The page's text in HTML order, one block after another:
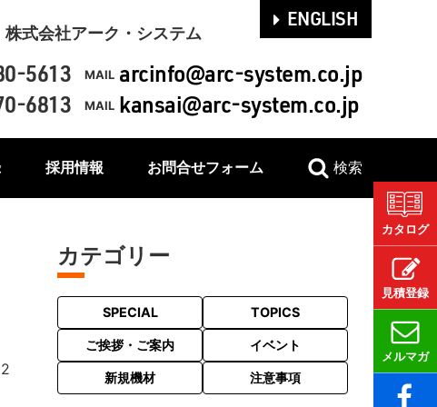
株式会社アーク・システム
5613 MAIL arcinfo@arc-system.co.jp
6813 MAIL kansai@arc-system.co.jp
ENGLISH
採用情報 お問合せフォーム 検索
カタログ
見積登録
メルマガ
カテゴリー
SPECIAL TOPICS
ご挨拶・ご案内 イベント
新規機材 注意事項